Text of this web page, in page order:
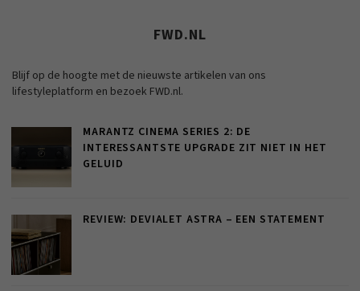
FWD.NL
Blijf op de hoogte met de nieuwste artikelen van ons
lifestyleplatform en bezoek FWD.nl.
MARANTZ CINEMA SERIES 2: DE
INTERESSANTSTE UPGRADE ZIT NIET IN HET
GELUID
REVIEW: DEVIALET ASTRA – EEN STATEMENT